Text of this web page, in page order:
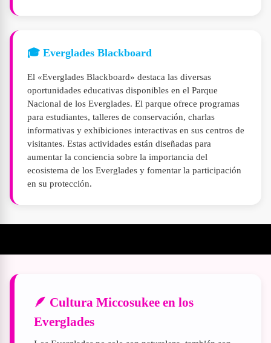
🎓 Everglades Blackboard
El «Everglades Blackboard» destaca las diversas
oportunidades educativas disponibles en el Parque
Nacional de los Everglades. El parque ofrece programas
para estudiantes, talleres de conservación, charlas
informativas y exhibiciones interactivas en sus centros de
visitantes. Estas actividades están diseñadas para
aumentar la conciencia sobre la importancia del
ecosistema de los Everglades y fomentar la participación
en su protección.
🪶 Cultura Miccosukee en los
Everglades